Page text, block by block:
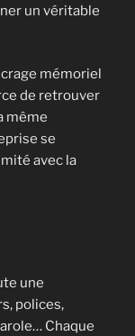
un véritable
mémoriel
de retrouver
même
se
avec la
une
polices,
Chaque